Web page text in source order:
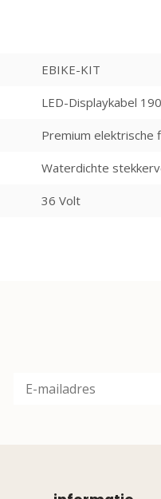
EBIKE-KIT
LED-Displaykabel
Premium
Waterdichte
36 Volt